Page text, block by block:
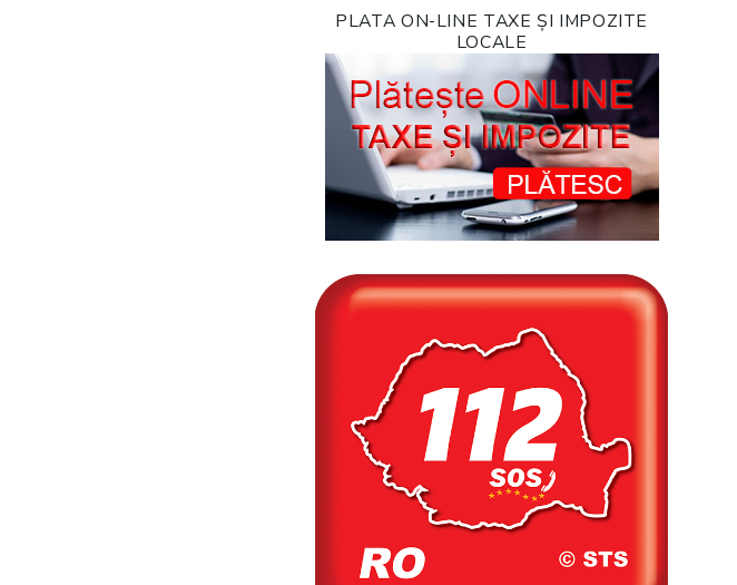
PLATA ON-LINE TAXE ȘI IMPOZITE
LOCALE